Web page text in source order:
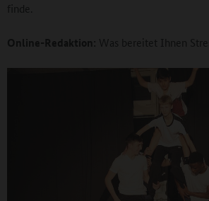
finde.
Online-Redaktion: Was bereitet Ihnen